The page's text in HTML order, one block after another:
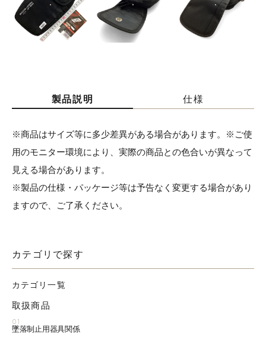
製品説明 仕様
※商品はサイズ等に多少差異がある場合があります。※ご使
用のモニター環境により、実際の商品との色合いが異なって
見える場合があります。
※製品の仕様・パッケージ等は予告なく変更する場合があり
ますので、ご了承ください。
カテゴリで探す
カテゴリ一覧
取扱商品
01
墜落制止用器具関係